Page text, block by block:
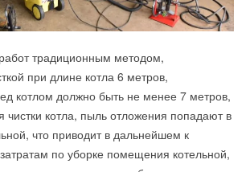
традиционным методом,
при длине котла 6 метров,
котлом должно быть не менее 7 метров,
чистки котла, пыль отложения попадают в
что приводит в дальнейшем к
по уборке помещения котельной,